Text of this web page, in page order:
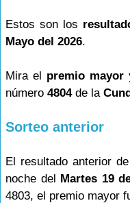
Estos son los
Mayo del 2026.
Mira el premio mayor
número 4804de la
Sorteo anterior
El resultado anterior
noche del Martes 19
4803, el premio mayor